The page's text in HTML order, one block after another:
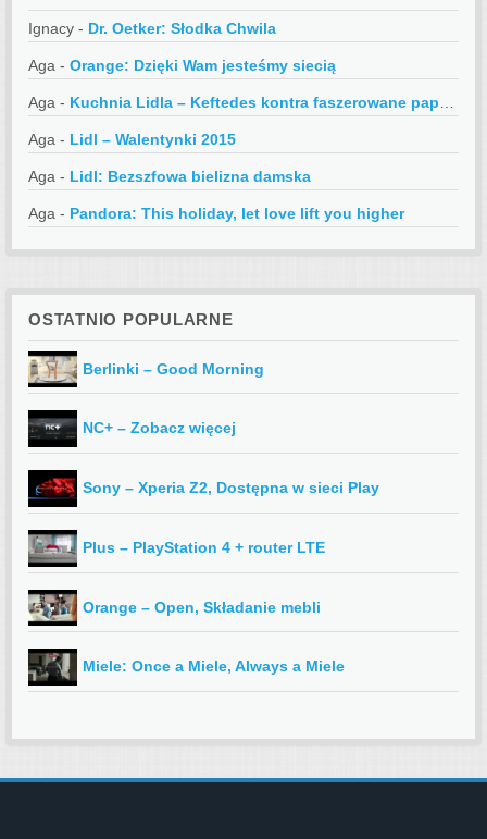
Ignacy - Dr. Oetker: Słodka Chwila
Aga - Orange: Dzięki Wam jesteśmy siecią
Aga - Kuchnia Lidla – Keftedes kontra faszerowane papryczki
Aga - Lidl – Walentynki 2015
Aga - Lidl: Bezszfowa bielizna damska
Aga - Pandora: This holiday, let love lift you higher
OSTATNIO POPULARNE
Berlinki – Good Morning
NC+ – Zobacz więcej
Sony – Xperia Z2, Dostępna w sieci Play
Plus – PlayStation 4 + router LTE
Orange – Open, Składanie mebli
Miele: Once a Miele, Always a Miele